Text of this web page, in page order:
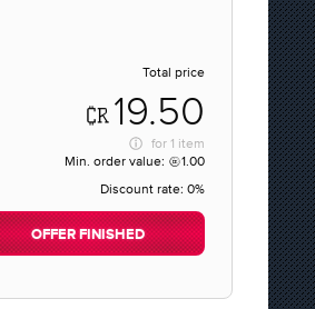
Total price
19.50
for 1 item
Min. order value:
1.00
Discount rate: 0%
OFFER FINISHED